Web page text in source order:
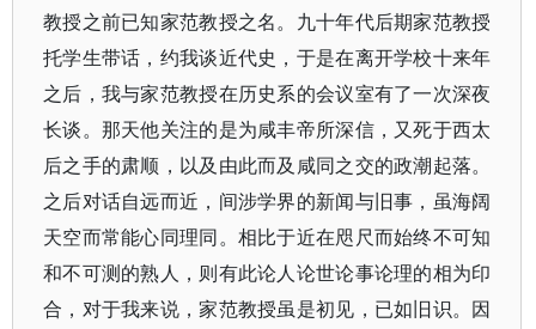
教授之前已知家范教授之名。九十年代后期家范教授
托学生带话，约我谈近代史，于是在离开学校十来年
之后，我与家范教授在历史系的会议室有了一次深夜
长谈。那天他关注的是为咸丰帝所深信，又死于西太
后之手的肃顺，以及由此而及咸同之交的政潮起落。
之后对话自远而近，间涉学界的新闻与旧事，虽海阔
天空而常能心同理同。相比于近在咫尺而始终不可知
和不可测的熟人，则有此论人论世论事论理的相为印
合，对于我来说，家范教授虽是初见，已如旧识。因